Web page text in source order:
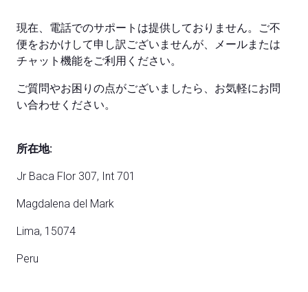
現在、電話でのサポートは提供しておりません。ご不
便をおかけして申し訳ございませんが、メールまたは
チャット機能をご利用ください。
ご質問やお困りの点がございましたら、お気軽にお問
い合わせください。
所在地:
Jr Baca Flor 307, Int 701
Magdalena del Mark
Lima, 15074
Peru